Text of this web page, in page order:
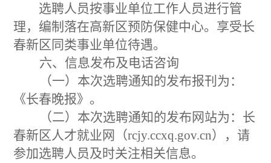
选聘人员按事业单位工作人员进行管
理，编制落在高新区预防保健中心。享受长
春新区同类事业单位待遇。
六、信息发布及电话咨询
（一）本次选聘通知的发布报刊为：
《长春晚报》。
（二）本次选聘通知的发布网站为：长
春新区人才就业网（rcjy.ccxq.gov.cn）
，请
参加选聘人员及时关注相关信息。